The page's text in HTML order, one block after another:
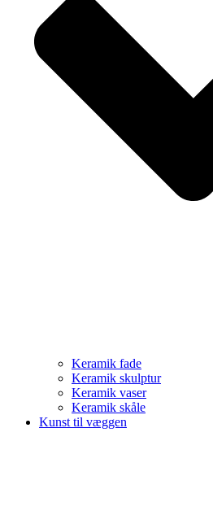
Keramik fade
Keramik skulptur
Keramik vaser
Keramik skåle
Kunst til væggen